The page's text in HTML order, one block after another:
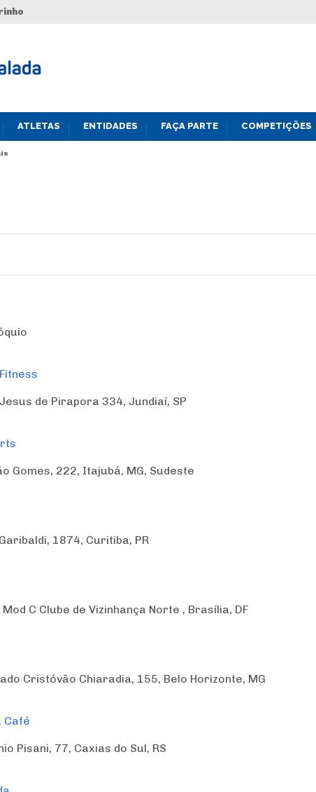
ATLETAS ENTIDADES FAÇA PARTE COMPETIÇÕES
de Pirapora 334, Jundiaí, SP
Gomes, 222, Itajubá, MG, Sudeste
1874, Curitiba, PR
C Clube de Vizinhança Norte , Brasília, DF
Cristóvão Chiaradia, 155, Belo Horizonte, MG
Café
Pisani, 77, Caxias do Sul, RS